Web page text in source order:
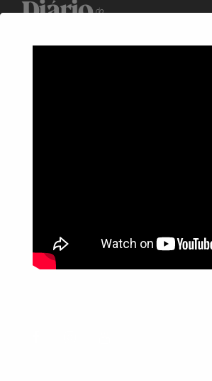
WhatsApp: (17) 99268-0565